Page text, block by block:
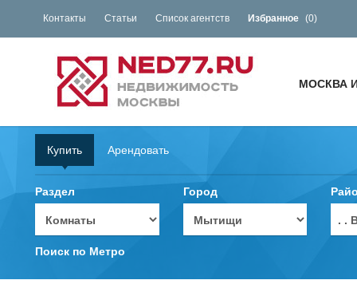
Контакты Статьи Список агентств Избранное (0)
МОСКВА
Купить Арендовать
Раздел Город
. .
Поиск по Метро